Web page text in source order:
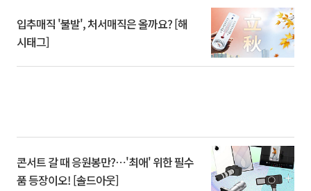
입추매직 '불발', 처서매직은 올까요? [해
시태그]
콘서트 갈 때 응원봉만?⋯'최애' 위한 필수
품 등장이오! [솔드아웃]